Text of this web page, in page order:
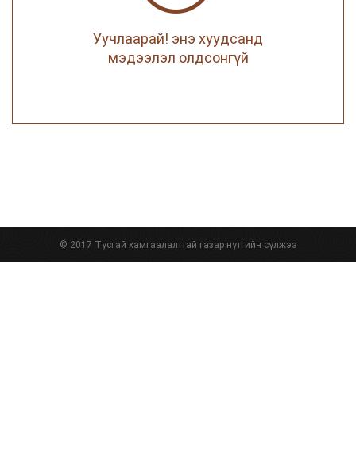
Уучлаарай! энэ хуудсанд
мэдээлэл олдсонгүй
© 2017 Тусгай хамгаалалттай газар нутгийн сүлжээ